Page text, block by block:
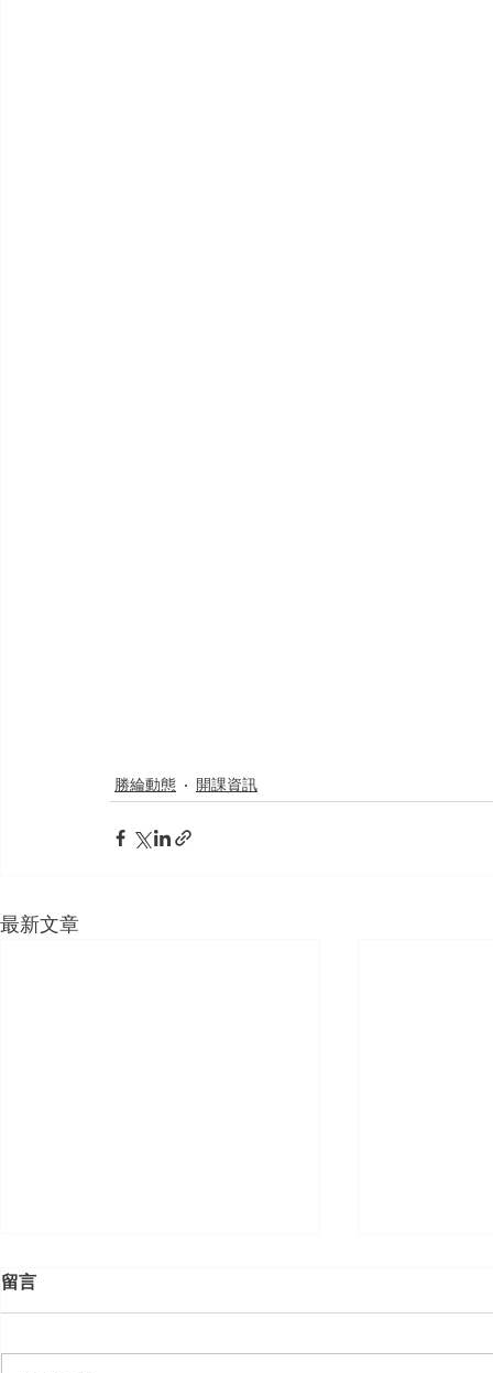
勝綸動態 開課資訊
最新文章
留言